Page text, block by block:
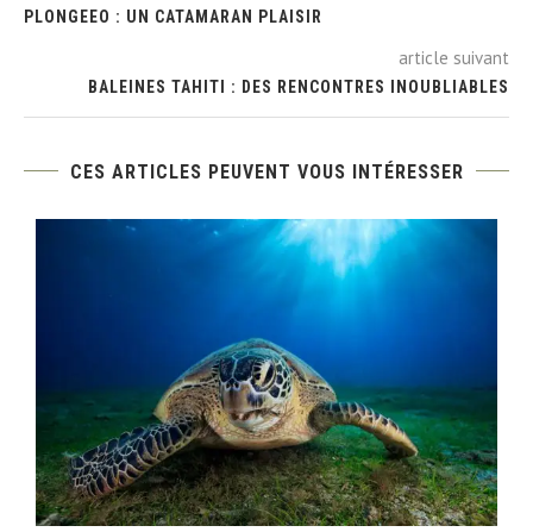
PLONGEEO : UN CATAMARAN PLAISIR
article suivant
BALEINES TAHITI : DES RENCONTRES INOUBLIABLES
CES ARTICLES PEUVENT VOUS INTÉRESSER